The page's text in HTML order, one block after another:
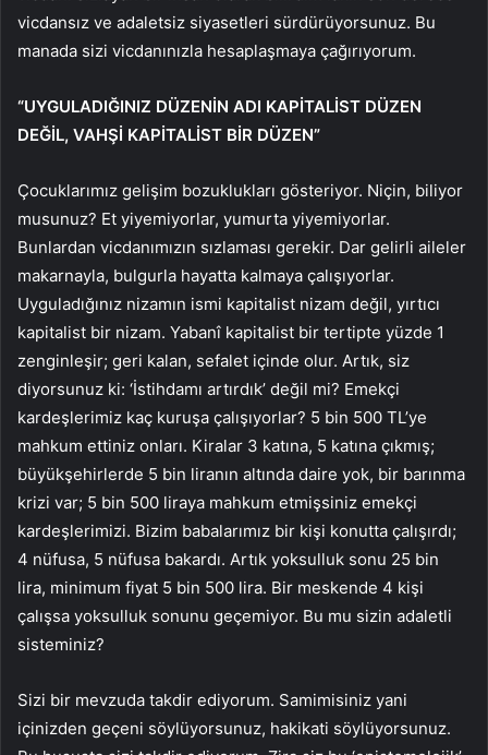
vicdansız ve adaletsiz siyasetleri sürdürüyorsunuz. Bu
manada sizi vicdanınızla hesaplaşmaya çağırıyorum.
“UYGULADIĞINIZ DÜZENİN ADI KAPİTALİST DÜZEN
DEĞİL, VAHŞİ KAPİTALİST BİR DÜZEN”
Çocuklarımız gelişim bozuklukları gösteriyor. Niçin, biliyor
musunuz? Et yiyemiyorlar, yumurta yiyemiyorlar.
Bunlardan vicdanımızın sızlaması gerekir. Dar gelirli aileler
makarnayla, bulgurla hayatta kalmaya çalışıyorlar.
Uyguladığınız nizamın ismi kapitalist nizam değil, yırtıcı
kapitalist bir nizam. Yabanî kapitalist bir tertipte yüzde 1
zenginleşir; geri kalan, sefalet içinde olur. Artık, siz
diyorsunuz ki: ‘İstihdamı artırdık’ değil mi? Emekçi
kardeşlerimiz kaç kuruşa çalışıyorlar? 5 bin 500 TL’ye
mahkum ettiniz onları. Kiralar 3 katına, 5 katına çıkmış;
büyükşehirlerde 5 bin liranın altında daire yok, bir barınma
krizi var; 5 bin 500 liraya mahkum etmişsiniz emekçi
kardeşlerimizi. Bizim babalarımız bir kişi konutta çalışırdı;
4 nüfusa, 5 nüfusa bakardı. Artık yoksulluk sonu 25 bin
lira, minimum fiyat 5 bin 500 lira. Bir meskende 4 kişi
çalışsa yoksulluk sonunu geçemiyor. Bu mu sizin adaletli
sisteminiz?
Sizi bir mevzuda takdir ediyorum. Samimisiniz yani
içinizden geçeni söylüyorsunuz, hakikati söylüyorsunuz.